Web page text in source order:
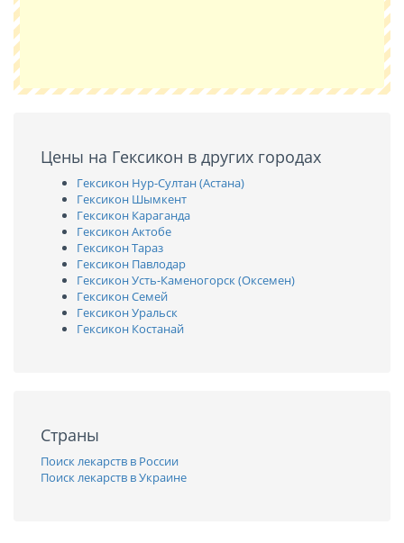
Цены на Гексикон в других городах
Гексикон Нур-Султан (Астана)
Гексикон Шымкент
Гексикон Караганда
Гексикон Актобе
Гексикон Тараз
Гексикон Павлодар
Гексикон Усть-Каменогорск (Оксемен)
Гексикон Семей
Гексикон Уральск
Гексикон Костанай
Страны
Поиск лекарств в России
Поиск лекарств в Украине